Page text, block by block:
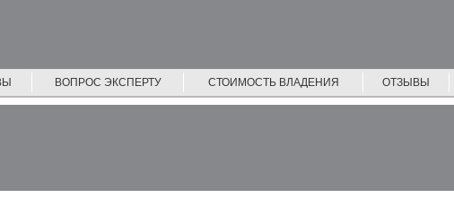
ВОПРОС ЭКСПЕРТУ СТОИМОСТЬ ВЛАДЕНИЯ ОТЗЫВЫ